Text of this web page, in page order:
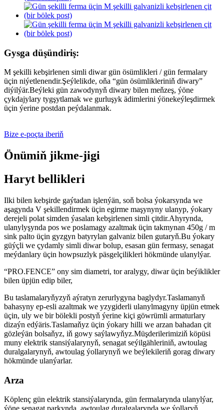
Gysga düşündiriş:
M şekilli kebşirlenen simli diwar gün ösümlikleri / gün fermalary
üçin niýetlenendir.Şeýlelikde, oňa “gün ösümlikleriniň diwary”
diýilýär.Beýleki gün zawodynyň diwary bilen meňzeş, ýöne
çykdajylary tygşytlamak we gurluşyk ädimlerini ýönekeýleşdirmek
üçin ýerine postdan peýdalanmak.
Bize e-poçta iberiň
Önümiň jikme-jigi
Haryt bellikleri
Ilki bilen kebşirde gaýtadan işlenýän, soň bolsa ýokarsynda we
aşagynda V şekillendirmek üçin egirme maşynyny ulanyp, ýokary
derejeli polat simden ýasalan kebşirlenen simli çitdir.Ahyrynda,
ulanylyşynda pos we poslamagy azaltmak üçin takmynan 450g / m
sink palto üçin gyzgyn batyrylan galvaniz bilen gutaryň.Bu ýokary
güýçli we çydamly simli diwar bolup, esasan gün fermasy, senagat
meýdanlary üçin howpsuzlyk päsgelçilikleri hökmünde ulanylýar.
“PRO.FENCE” ony sim diametri, tor aralygy, diwar üçin beýiklikler
bilen üpjün edip biler,
Bu taslamalaryňyzyň aýratyn zerurlygyna baglydyr.Taslamanyň
bahasyny ep-esli azaltmak we yzygiderli ulanylmagyny üpjün etmek
üçin, uly we bir bölekli postyň ýerine kiçi göwrümli armaturlary
dizaýn edýäris.Taslamaňyz üçin ýokary hilli we arzan bahadan çit
gözleýän bolsaňyz, iň gowy saýlawyňyz.Müşderilerimiziň köpüsi
muny elektrik stansiýalarynyň, senagat seýilgähleriniň, awtoulag
duralgalarynyň, awtoulag ýollarynyň we beýlekileriň gorag diwary
hökmünde ulanýarlar.
Arza
Köplenç gün elektrik stansiýalarynda, gün fermalarynda ulanylýar,